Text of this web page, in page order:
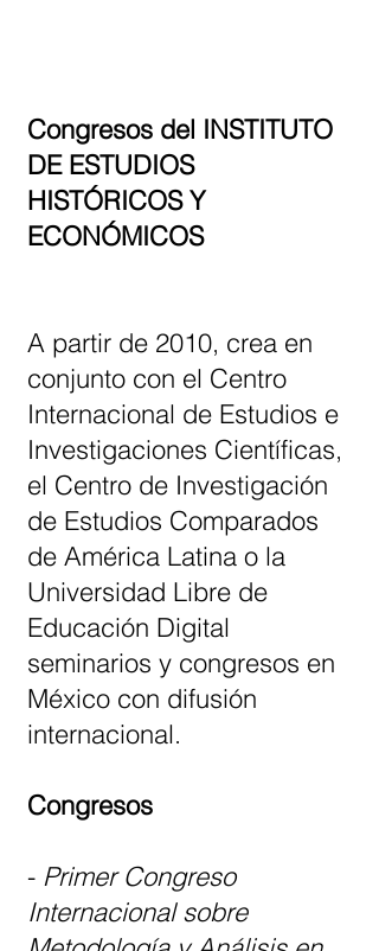
Congresos del INSTITUTO
DE ESTUDIOS
HISTÓRICOS Y
ECONÓMICOS
A partir de 2010, crea en
conjunto con el Centro
Internacional de Estudios e
Investigaciones Científicas,
el Centro de Investigación
de Estudios Comparados
de América Latina o la
Universidad Libre de
Educación Digital
seminarios y congresos en
México con difusión
internacional.
Congresos
- Primer Congreso
Internacional sobre